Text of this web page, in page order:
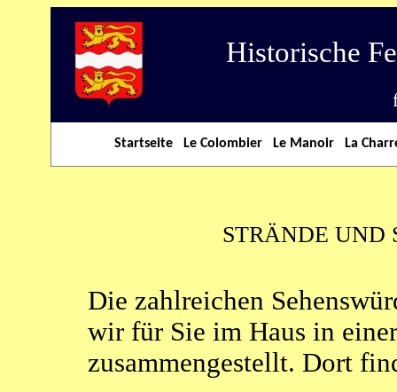
Historische
Startseite Le Colombier Le Manoir La
STRÄNDE UND
Die zahlreichen
wir für Sie im Haus in
zusammengestellt. Dort